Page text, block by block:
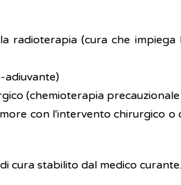
radioterapia (cura che impiega
adiuvante)
(chemioterapia
con l'intervento chirurgico o
cura stabilito dal medico curante.